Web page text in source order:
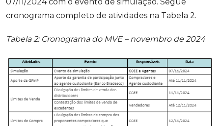
cronograma completo de atividades na Tabela 2.
Tabela 2: Cronograma do MVE – novembro de 2024